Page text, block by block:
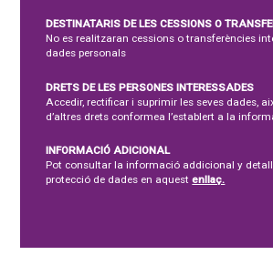
DESTINATARIS DE LES CESSIONS O
No es realitzaran cessions o transferències
dades personals
DRETS DE LES PERSONES INTERESSADES
Accedir, rectificar i suprimir les seves dades,
d’altres drets conformea l’establert a la
INFORMACIÓ ADICIONAL
Pot consultar la informació addicional y
protecció de dades en aquestenllaç.